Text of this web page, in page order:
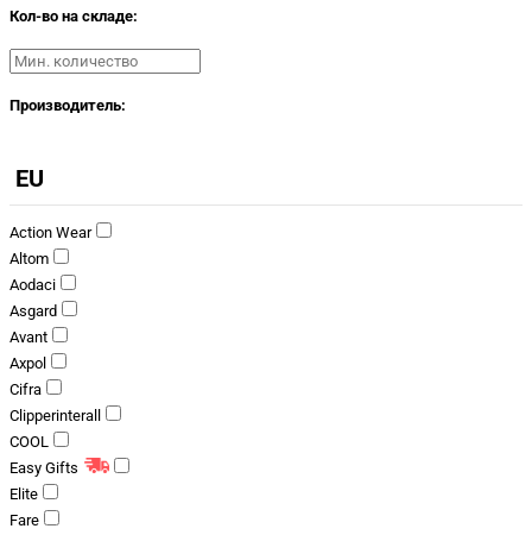
Кол-во на складе:
Производитель:
EU
Action Wear
Altom
Aodaci
Asgard
Avant
Axpol
Cifra
Clipperinterall
COOL
Easy Gifts
Elite
Fare